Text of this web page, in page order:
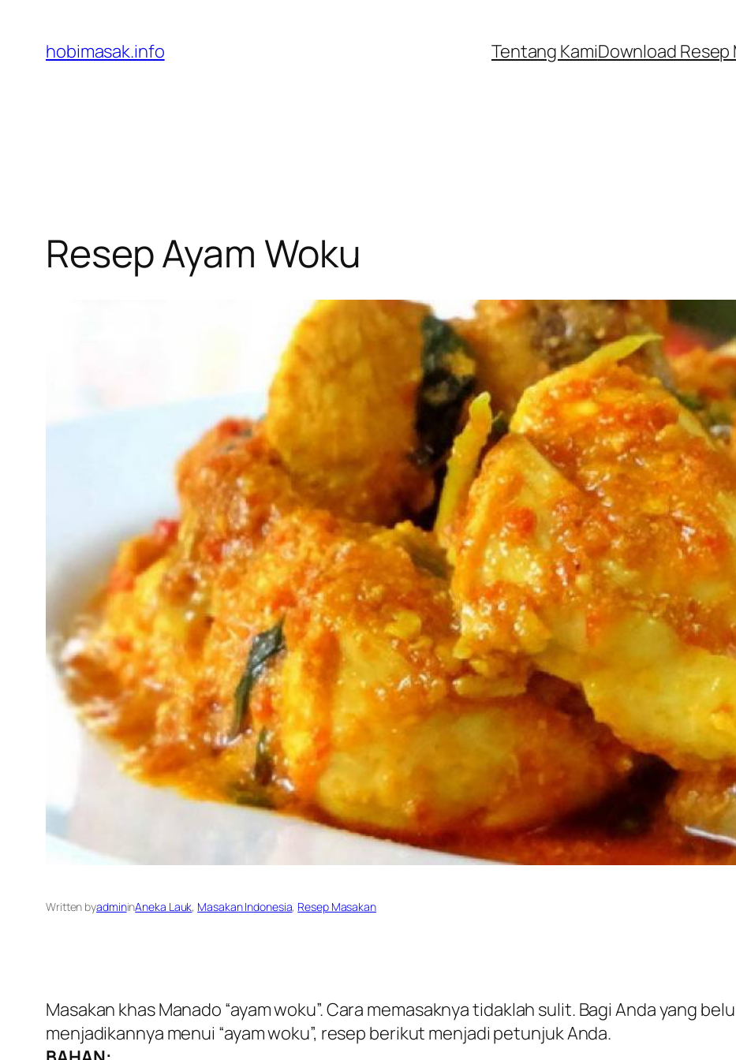
content
hobimasak.info Tentang KamiDownload Resep
Resep Ayam Woku
Written byadmininAneka Lauk, Masakan Indonesia, Resep Masakan
Masakan khas Manado “ayam woku”. Cara memasaknya tidaklah sulit. Bagi Anda yang
menjadikannya menui “ayam woku”, resep berikut menjadi petunjuk Anda.